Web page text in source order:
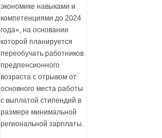
экономике навыками и
компетенциями до 2024
года», на основании
которой планируется
переобучать работников
предпенсионного
возраста с отрывом от
основного места работы
с выплатой стипендий в
размере минимальной
региональной зарплаты.